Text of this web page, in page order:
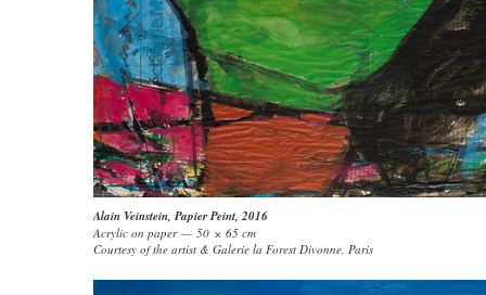
Alain Veinstein, Papier Peint, 2016
Acrylic on paper — 50 × 65 cm
Courtesy of the artist & Galerie la Forest Divonne, Paris